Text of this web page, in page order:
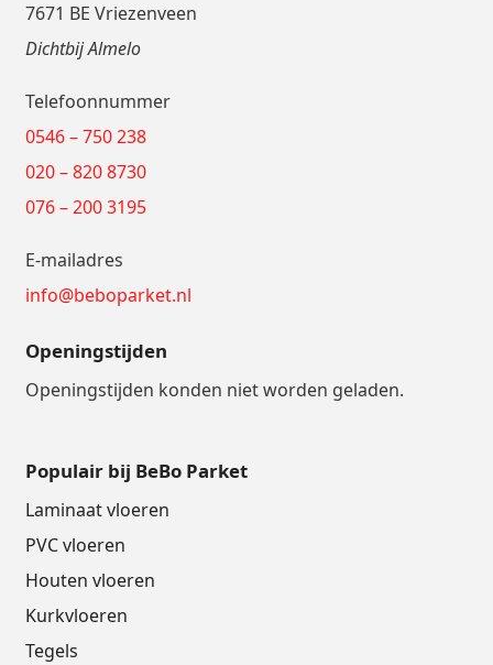
7671 BE Vriezenveen
Dichtbij Almelo
Telefoonnummer
0546 – 750 238
020 – 820 8730
076 – 200 3195
E-mailadres
info@beboparket.nl
Openingstijden
Openingstijden konden niet worden geladen.
Populair bij BeBo Parket
Laminaat vloeren
PVC vloeren
Houten vloeren
Kurkvloeren
Tegels